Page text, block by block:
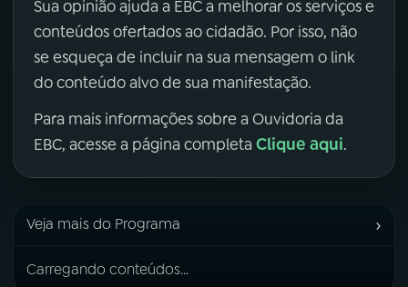
Sua opinião ajuda a EBC a melhorar os serviços e
conteúdos ofertados ao cidadão. Por isso, não
se esqueça de incluir na sua mensagem o link
do conteúdo alvo de sua manifestação.
Para mais informações sobre a Ouvidoria da
EBC, acesse a página completa Clique aqui.
Veja mais do Programa ›
Carregando conteúdos...